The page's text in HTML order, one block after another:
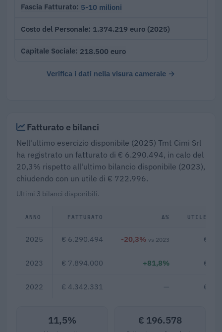
Fascia Fatturato 5-10 milioni
Costo del Personale 1.374.219 euro (2025)
Capitale Sociale 218.500 euro
Verifica i dati nella visura camerale →
Fatturato e bilanci
Nell'ultimo esercizio disponibile (2025) Tmt Cimi Srl
ha registrato un fatturato di € 6.290.494, in calo del
20,3% rispetto all'ultimo bilancio disponibile (2023),
chiudendo con un utile di € 722.996.
Ultimi 3 bilanci disponibili.
ANNO FATTURATO Δ% UTILE/
2025 € 6.290.494 -20,3% vs 2023 €
2023 € 7.894.000 +81,8% €
2022 € 4.342.331 — €
11,5% € 196.578